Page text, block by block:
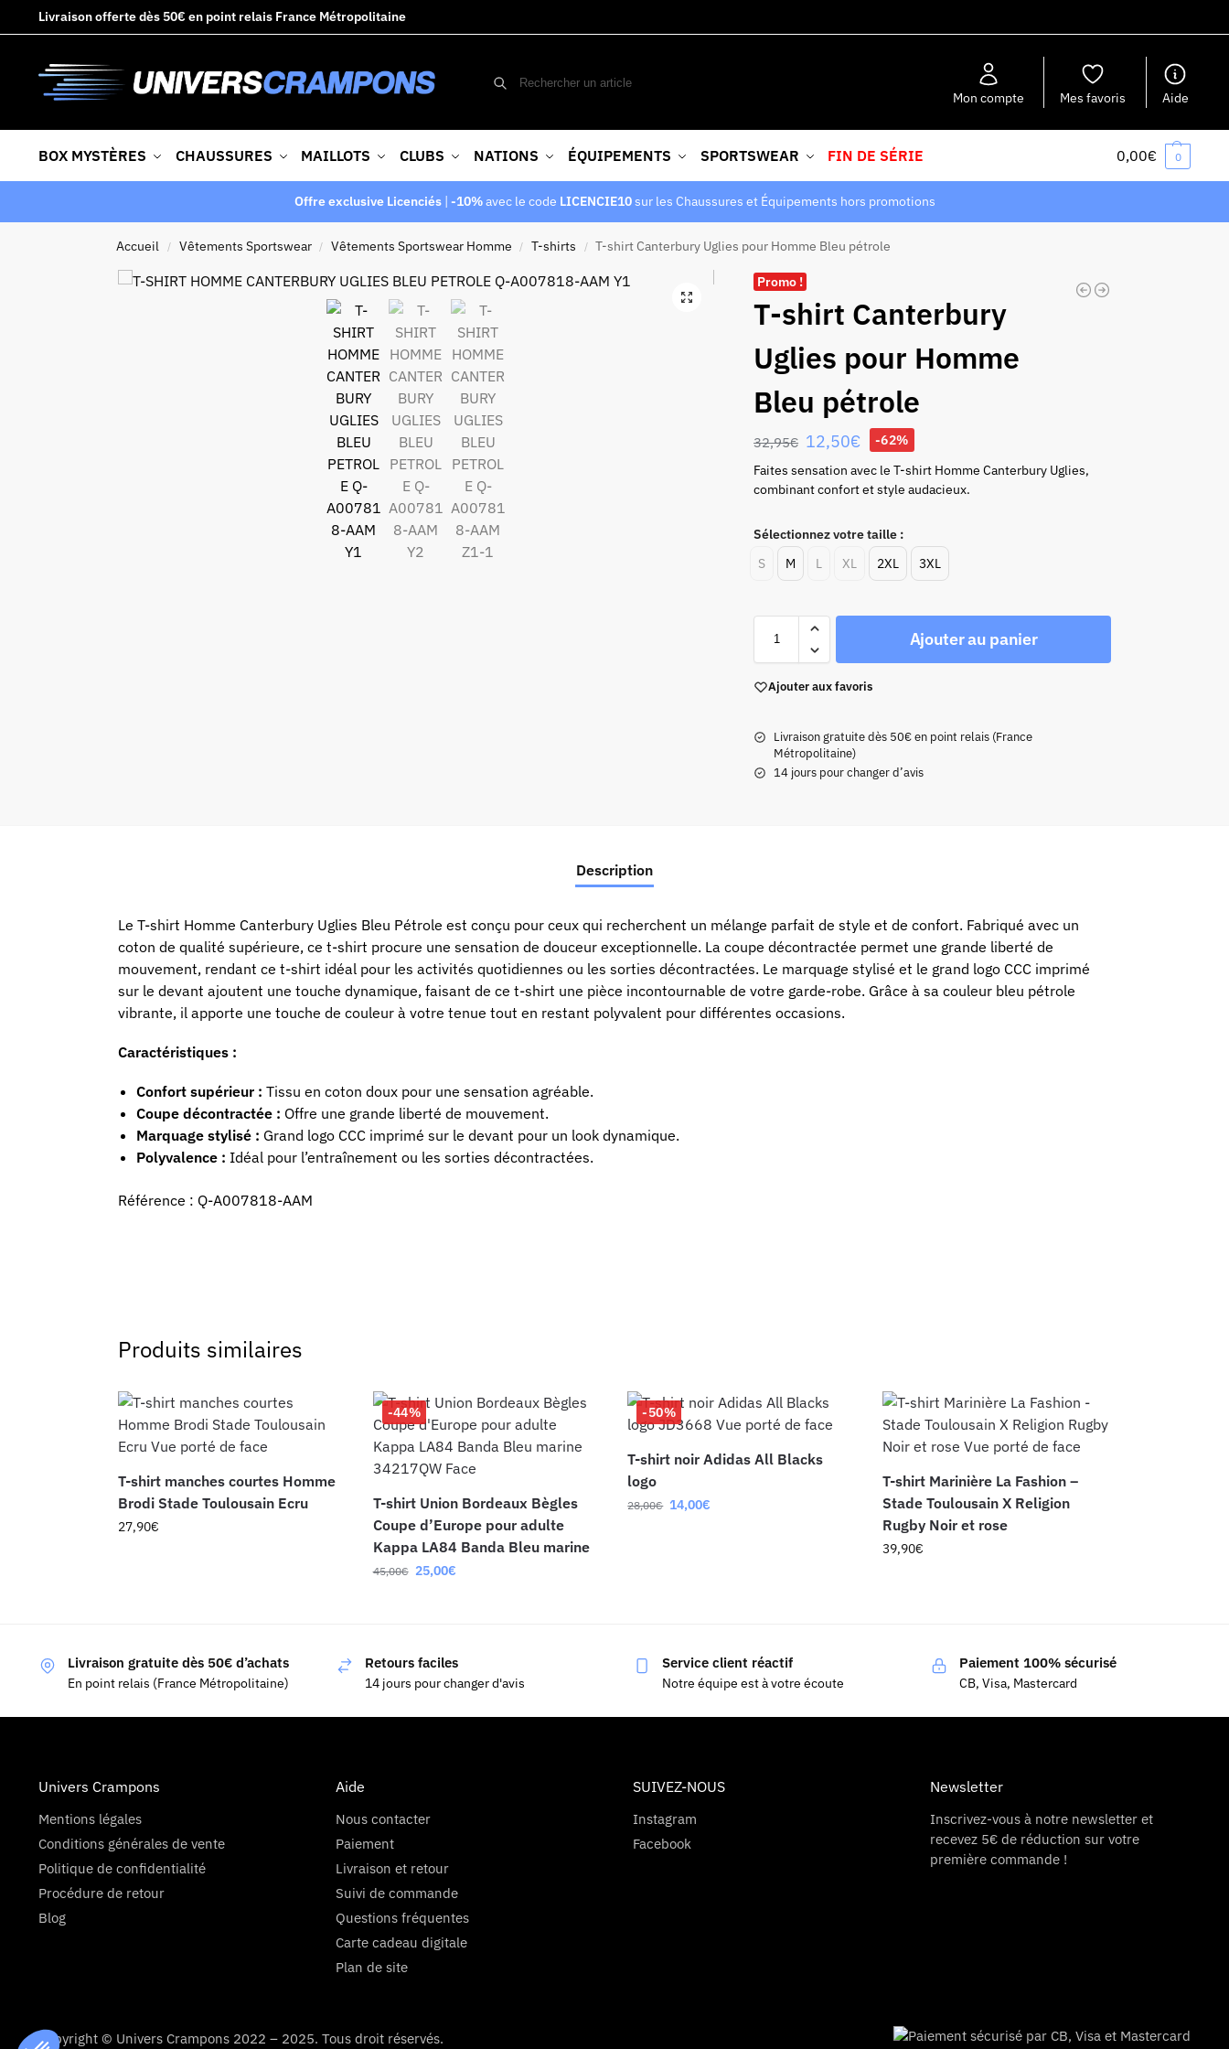
Livraison offerte dès 50€ en point relais France Métropolitaine
Mon compte Mes favoris Aide
BOX MYSTÈRES CHAUSSURES MAILLOTS CLUBS NATIONS ÉQUIPEMENTS SPORTSWEAR FIN DE SÉRIE 0,00€ 0
Offre exclusive Licenciés| -10%avec le code LICENCIE10sur les Chaussures et Équipements hors promotions
Accueil / Vêtements Sportswear / Vêtements Sportswear Homme / T-shirts / T-shirt Canterbury Uglies pour Homme Bleu pétrole
Promo !
T-shirt Canterbury
Uglies pour Homme
Bleu pétrole
32,95€ 12,50€
-62%
Faites sensation avec le T-shirt Homme Canterbury Uglies,
combinant confort et style audacieux.
Sélectionnez votre taille :
S
M L XL 2XL 3XL
Ajouter au panier
Ajouter aux favoris
Livraison gratuite dès 50€ en point relais (France
Métropolitaine)
14 jours pour changer d’avis
Description
Le T-shirt Homme Canterbury Uglies Bleu Pétrole est conçu pour ceux qui recherchent un mélange parfait de style et de confort. Fabriqué avec un
coton de qualité supérieure, ce t-shirt procure une sensation de douceur exceptionnelle. La coupe décontractée permet une grande liberté de
mouvement, rendant ce t-shirt idéal pour les activités quotidiennes ou les sorties décontractées. Le marquage stylisé et le grand logo CCC imprimé
sur le devant ajoutent une touche dynamique, faisant de ce t-shirt une pièce incontournable de votre garde-robe. Grâce à sa couleur bleu pétrole
vibrante, il apporte une touche de couleur à votre tenue tout en restant polyvalent pour différentes occasions.
Caractéristiques :
Confort supérieur : Tissu en coton doux pour une sensation agréable.
Coupe décontractée : Offre une grande liberté de mouvement.
Marquage stylisé : Grand logo CCC imprimé sur le devant pour un look dynamique.
Polyvalence : Idéal pour l’entraînement ou les sorties décontractées.
Référence : Q-A007818-AAM
Produits similaires
T-shirt manches courtes Homme
Brodi Stade Toulousain Ecru
27,90€
-44%
T-shirt Union Bordeaux Bègles
Coupe d’Europe pour adulte
Kappa LA84 Banda Bleu marine
45,00€ 25,00€
-50%
T-shirt noir Adidas All Blacks
logo
28,00€ 14,00€
T-shirt Marinière La Fashion –
Stade Toulousain X Religion
Rugby Noir et rose
39,90€
Livraison gratuite dès 50€ d’achats
En point relais (France Métropolitaine)
Retours faciles
14 jours pour changer d'avis
Service client réactif
Notre équipe est à votre écoute
Paiement 100% sécurisé
CB, Visa, Mastercard
Univers Crampons
Mentions légales
Conditions générales de vente
Politique de confidentialité
Procédure de retour
Blog
Aide
Nous contacter
Paiement
Livraison et retour
Suivi de commande
Questions fréquentes
Carte cadeau digitale
Plan de site
SUIVEZ-NOUS
Instagram
Facebook
Newsletter
Inscrivez-vous à notre newsletter et
recevez 5€ de réduction sur votre
première commande !
Copyright © Univers Crampons 2022 – 2025. Tous droit réservés.